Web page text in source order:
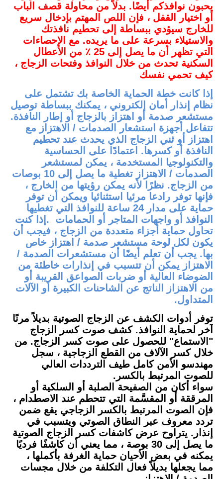
يحبون نوافذكم أيضًا. بدلاً من محاولة قصف الباب
أو اختيار القفل ، فإن اللص المهتم بإدخال سريع
للخارج سيؤدي ببساطة إلى تحطيم نافذتك
والاستيلاء بسرعة على ما يريده. مع الإحصاءات
التي تظهر أن ما يصل إلى 25 ٪ من الأعطال
السكنية تحدث من خلال النوافذ وفتحات الزجاج ،
كيف تحمي نفسك
إذا كانت خطة الحماية الخاصة بك تشتمل على
نظام إنذار أمان إلكتروني ، يمكنك ببساطة توصيل
مستشعر صدمة أو اهتزاز بالزجاج أو إطار النافذة.
تتفاعل أجهزة استشعار الصدمات / الاهتزاز مع
اهتزاز أو ثني الزجاج الذي يحدث عند تحطيم
النافذة أو كسرها. اعتمادًا على الحساسية
والتكنولوجيا المستخدمة ، يمكن لمستشعر
الصدمات / الاهتزاز تغطية ما يصل إلى 10 بوصات
من الزجاج. نظرًا لأنه يمكن رؤيتها من الخارج ،
فإنها توفر رادعا مرئيا استثنائيا ويمكن أن توفر
حماية على مدار 24 ساعة للنوافذ التي تغطيها
النوافذ أو واجهات المتاجر أو الحمامات
. إذا كنت
تحاول حماية أجزاء متعددة من الزجاج ، فيجب أن
يكون لكل لوحة مستشعر صدمة / اهتزاز خاص
بها. يجب أن تعلم أيضًا أن مستشعرات الصدمة /
الاهتزاز يمكن أن تتسبب في إنذارات خاطئة من
الضوضاء العالية أو ضربات الصواعق القريبة أو
من الاهتزاز الناتج عن الشاحنات الكبيرة أو الآلات
المتداول.
توفر أدوات الكشف عن الزجاج الصوتية بديلاً مرنًا
آخر لحماية النوافذ. كشف صوت كسر الزجاج
"الاستماع" للحصول على صوت كسر الزجاج. من
خلال كسر الآلاف من القطع الزجاجية ، سجل
مهندسو الأمن كامل طيف الترددات العالي
للصوت المرتبط بالكسر .
سواء أكان من الصفيحة الصلبة أو السلكية أو
المرققة أو المقسَّمة التي تتحطم عند الاصطدام ،
فإن الصوت المرتبط بالكسر الزجاجي يقع ضمن
تردد معروف عبر النطاق الصوتي ويتسبب في
إنذار. يتراوح عرض كاشفات كسر الزجاج الصوتية
ما يصل إلى 30 بوصة ، مما يعني أن كاشفًا فرديًا
يمكنه في بعض الأحيان حماية الغرفة بأكملها ،
مما يجعلها بديلاً فعال التكلفة من خلال مجسات